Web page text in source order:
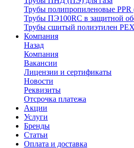
Трубы полипропиленовые PPR
Трубы ПЭ100RC в защитной
Трубы сшитый полиэтилен
Компания
Назад
Компания
Вакансии
Лицензии и сертификаты
Новости
Реквизиты
Отсрочка платежа
Акции
Услуги
Бренды
Статьи
Оплата и доставка